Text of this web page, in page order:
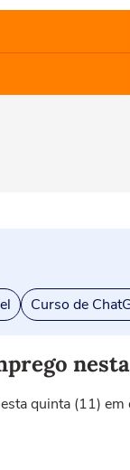
Curso de
quinta (11)